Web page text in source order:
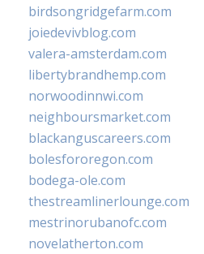
birdsongridgefarm.com
joiedevivblog.com
valera-amsterdam.com
libertybrandhemp.com
norwoodinnwi.com
neighboursmarket.com
blackanguscareers.com
bolesfororegon.com
bodega-ole.com
thestreamlinerlounge.com
mestrinorubanofc.com
novelatherton.com